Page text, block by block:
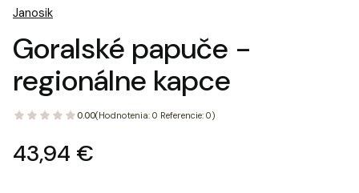
Janosik
Goralské papuče -
regionálne kapce
0.00(Hodnotenia: 0 Referencie: 0)
Cena
43,94 €